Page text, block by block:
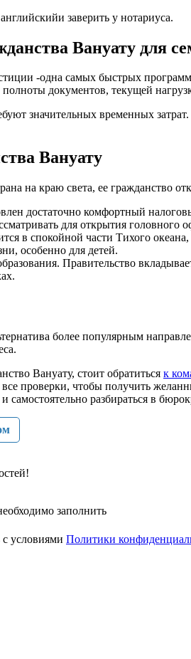
заверить у нотариуса.
Вануату для
-одна самых быстрых
документов, текущей
значительных временных
Вануату
на краю света, ее гражданство
достаточно комфортный
для открытия головного
в спокойной части Тихого
особенно для детей.
Правительство
более популярным
Вануату, стоит обратиться к
проверки, чтобы получить
разбираться в
заполнить
условиями Политики